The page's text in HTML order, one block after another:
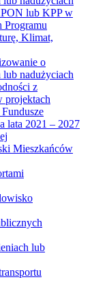
lub KPP w
Programu
Klimat,
o
lub nadużyciach
z
projektach
lata 2021 – 2027
Mieszkańców
lub